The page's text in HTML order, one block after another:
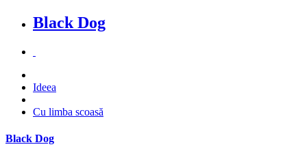
Black Dog
Ideea
Cu limba scoasă
Black Dog